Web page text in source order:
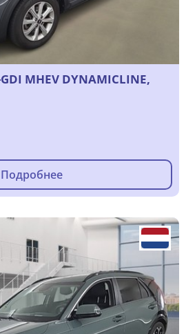
MHEV DYNAMICLINE,
Подробнее